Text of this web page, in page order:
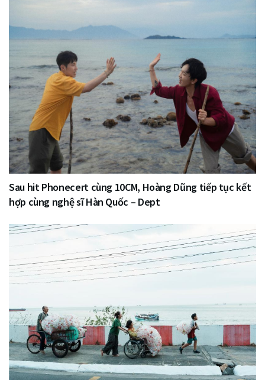
Sau hit Phonecert cùng 10CM, Hoàng Dũng tiếp tục kết
hợp cùng nghệ sĩ Hàn Quốc – Dept